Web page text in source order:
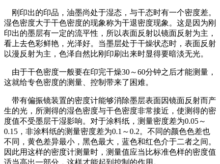
刚印出的印品，油墨尚处于湿态，与干态时有一个密度差。
湿色密度大于干色密度的现象称为干退密度现象。这是因为刚
印出的墨层有一定的流平性，所以表面反射以镜面反射为主，
看上去色彩鲜艳，光泽好。当墨层处于干燥状态时，表面反射
以漫反射为主，色泽自然比刚印刷出来时显得要暗淡无光。
由于干色密度一般要在印完干燥30～60分钟之后才能测量，
这就给专色密度的测量、控制带来了困难。
带有偏振镜装置的密度计能够消除墨层表面因镜面反射而产
生的光，所测得的湿色密度与干色密度非常接近，使测得的密
度值不受墨层干湿影响。对于涂料纸，测量密度差为0.05～
0.15，非涂料纸的测量密度差为0.1～0.2。不同的颜色色差也
不同，黄色差异最小，黑色最大，蓝色和红色介于二者之间。
因此用这样的密度计测量时，测量值应当比标准色样的密度值